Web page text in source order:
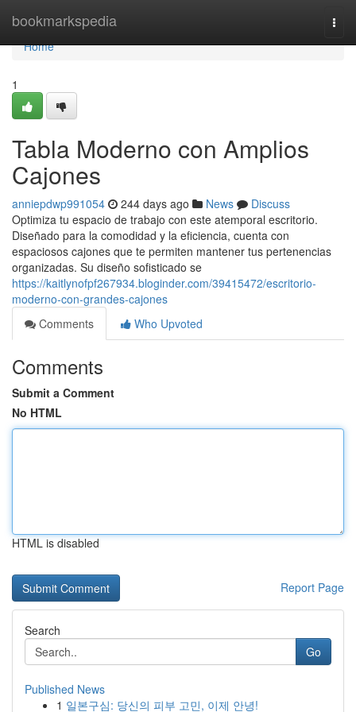
bookmarkspedia
Home
Home
1
Tabla Moderno con Amplios
Cajones
anniepdwp991054 244 days ago News
Discuss
Optimiza tu espacio de trabajo con este atemporal escritorio.
Diseñado para la comodidad y la eficiencia, cuenta con
espaciosos cajones que te permiten mantener tus pertenencias
organizadas. Su diseño sofisticado se
https://kaitlynofpf267934.bloginder.com/39415472/escritorio-
moderno-con-grandes-cajones
Comments
Who Upvoted
Comments
Submit a Comment
No HTML
HTML is disabled
Report Page
Search
Go
Published News
1 일본구심: 당신의 피부 고민, 이제 안녕!